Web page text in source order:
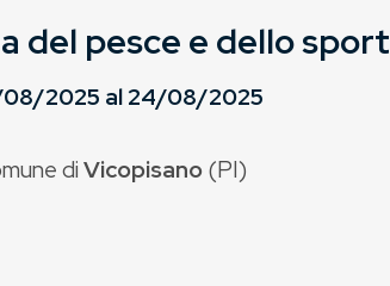
del pesce e dello sport
08/2025 al24/08/2025
diVicopisano(PI)